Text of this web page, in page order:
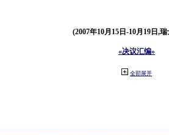
(2007年10月15日-10月19日,
«决议汇编»
全部展开